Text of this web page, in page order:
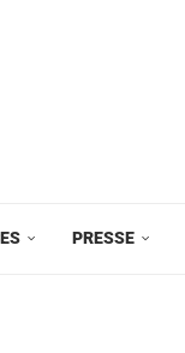
PRESSE